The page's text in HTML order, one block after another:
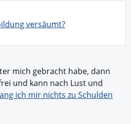
versäumt?
mich gebracht habe, dann
und kann nach Lust und
ich mir nichts zu Schulden